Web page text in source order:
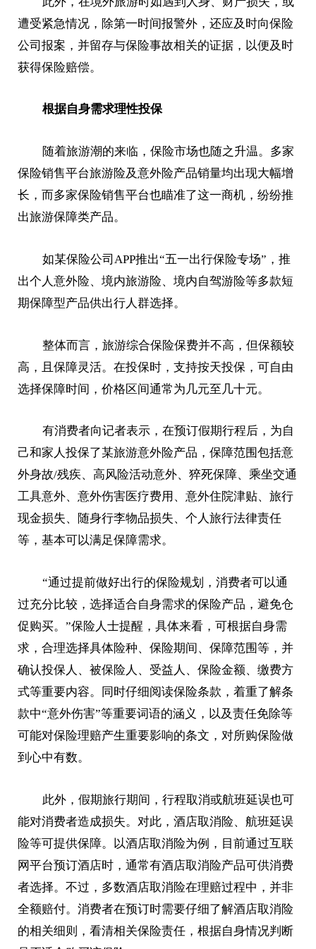
遭受紧急情况，除第一时间报警外，还应及时向保险
公司报案，并留存与保险事故相关的证据，以便及时
获得保险赔偿。
根据自身需求理性投保
随着旅游潮的来临，保险市场也随之升温。多家
保险销售平台旅游险及意外险产品销量均出现大幅增
长，而多家保险销售平台也瞄准了这一商机，纷纷推
出旅游保障类产品。
如某保险公司APP推出“五一出行保险专场”，推
出个人意外险、境内旅游险、境内自驾游险等多款短
期保障型产品供出行人群选择。
整体而言，旅游综合保险保费并不高，但保额较
高，且保障灵活。在投保时，支持按天投保，可自由
选择保障时间，价格区间通常为几元至几十元。
有消费者向记者表示，在预订假期行程后，为自
己和家人投保了某旅游意外险产品，保障范围包括意
外身故/残疾、高风险活动意外、猝死保障、乘坐交通
工具意外、意外伤害医疗费用、意外住院津贴、旅行
现金损失、随身行李物品损失、个人旅行法律责任
等，基本可以满足保障需求。
“通过提前做好出行的保险规划，消费者可以通
过充分比较，选择适合自身需求的保险产品，避免仓
促购买。”保险人士提醒，具体来看，可根据自身需
求，合理选择具体险种、保险期间、保障范围等，并
确认投保人、被保险人、受益人、保险金额、缴费方
式等重要内容。同时仔细阅读保险条款，着重了解条
款中“意外伤害”等重要词语的涵义，以及责任免除等
可能对保险理赔产生重要影响的条文，对所购保险做
到心中有数。
此外，假期旅行期间，行程取消或航班延误也可
能对消费者造成损失。对此，酒店取消险、航班延误
险等可提供保障。以酒店取消险为例，目前通过互联
网平台预订酒店时，通常有酒店取消险产品可供消费
者选择。不过，多数酒店取消险在理赔过程中，并非
全额赔付。消费者在预订时需要仔细了解酒店取消险
的相关细则，看清相关保险责任，根据自身情况判断